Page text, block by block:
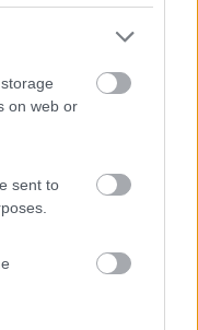
on web or
sent to